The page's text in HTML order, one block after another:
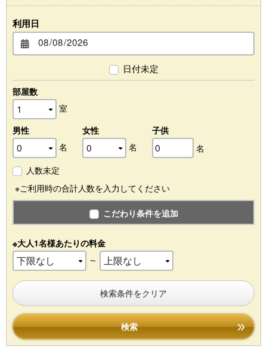
利用日
日付未定
部屋数
室
男性
名
女性
名
子供
名
人数未定
※ご利用時の合計人数を入力してください
こだわり条件を追加
※大人1名様あたりの料金
～
検索条件をクリア
検索